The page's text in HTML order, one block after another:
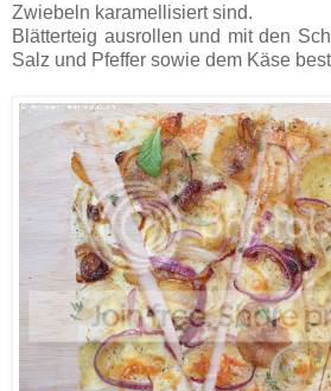
Zwiebeln karamellisiert sind.
Blätterteig ausrollen und mit den
Salz und Pfeffer sowie dem Käse